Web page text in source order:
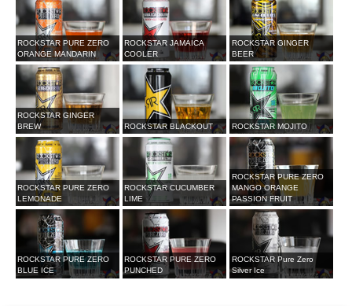
ROCKSTAR PURE ZERO
ORANGE MANDARIN
ROCKSTAR JAMAICA
COOLER
ROCKSTAR GINGER
BEER
ROCKSTAR GINGER
BREW
ROCKSTAR BLACKOUT ROCKSTAR MOJITO
ROCKSTAR PURE ZERO
LEMONADE
ROCKSTAR CUCUMBER
LIME
ROCKSTAR PURE ZERO
MANGO ORANGE
PASSION FRUIT
ROCKSTAR PURE ZERO
BLUE ICE
ROCKSTAR PURE ZERO
PUNCHED
ROCKSTAR Pure Zero
Silver Ice